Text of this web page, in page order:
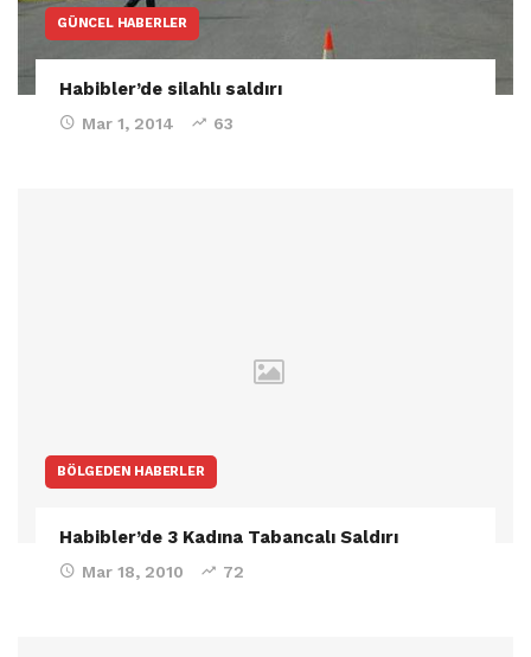
GÜNCEL HABERLER
Habibler’de silahlı saldırı
Mar 1, 2014 63
BÖLGEDEN HABERLER
Habibler’de 3 Kadına Tabancalı Saldırı
Mar 18, 2010 72